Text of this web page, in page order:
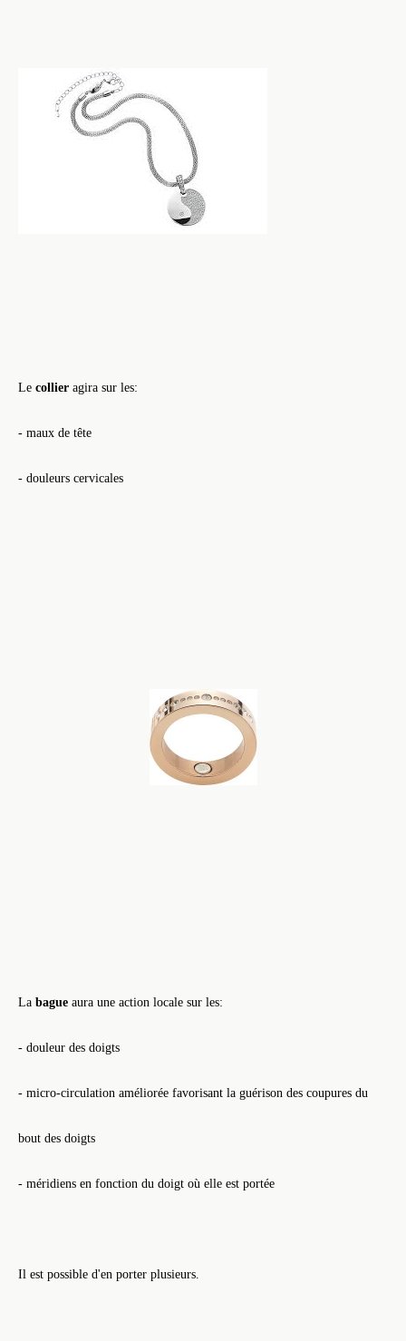
Le collier agira sur les:
- maux de tête
- douleurs cervicales
La bague aura une action locale sur les:
- douleur des doigts
- micro-circulation améliorée favorisant la guérison des coupures du
bout des doigts
- méridiens en fonction du doigt où elle est portée
Il est possible d'en porter plusieurs.